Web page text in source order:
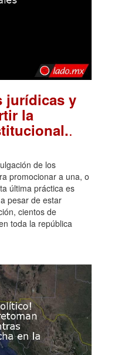
jurídicas y
la
.
de los
promocionar a una, o
última práctica es
pesar de estar
cientos de
toda la república